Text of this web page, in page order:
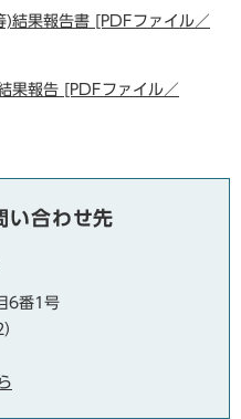
結果報告書 [PDFファイル／
果報告 [PDFファイル／
い合わせ先
6番1号